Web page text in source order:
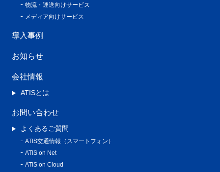
物流・運送向けサービス
メディア向けサービス
導入事例
お知らせ
会社情報
ATISとは
お問い合わせ
よくあるご質問
ATIS交通情報（スマートフォン）
ATIS on Net
ATIS on Cloud